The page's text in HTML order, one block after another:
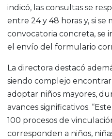
indicó, las consultas se
entre 24 y 48 horas y, si
convocatoria concreta, se
el envío del formulario
La directora destacó
siendo complejo encontrar
adoptar niños mayores,
avances significativos.
100 procesos de
corresponden a niños,